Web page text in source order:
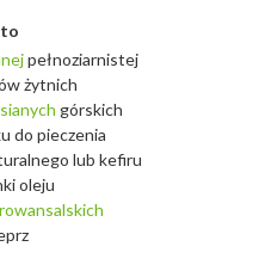
pełnoziarnistej
żytnich
górskich
do pieczenia
lub kefiru
oleju